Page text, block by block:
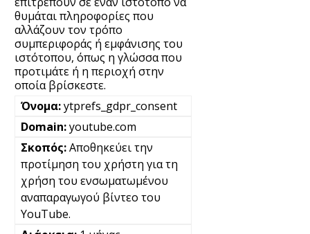
θυμάται πληροφορίες που
αλλάζουν τον τρόπο
συμπεριφοράς ή εμφάνισης του
ιστότοπου, όπως η γλώσσα που
προτιμάτε ή η περιοχή στην
οποία βρίσκεστε.
ytprefs_gdpr_consent
youtube.com
Αποθηκεύει την
προτίμηση του χρήστη για τη
χρήση του ενσωματωμένου
αναπαραγωγού βίντεο του
YouTube.